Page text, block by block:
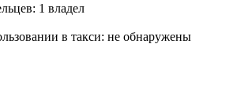
1 владел
в такси: не обнаружены